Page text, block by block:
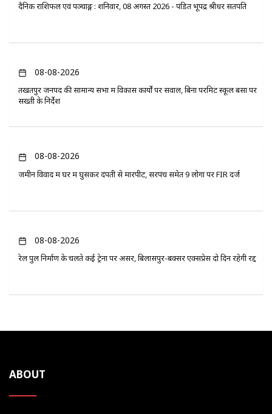
दैनिक राशिफल एवं पञ्चाङ्ग : शनिवार, 08 अगस्त 2026 - पंडित भूपेंद्र श्रीधर सतपति
08-08-2026
तखतपुर जनपद की सामान्य सभा में विकास कार्यों पर सवाल, बिना परमिट स्कूल बसों पर
सख्ती के निर्देश
08-08-2026
जमीन विवाद में घर में घुसकर दंपती से मारपीट, सरपंच समेत 9 लोगों पर FIR दर्ज
08-08-2026
रेल पुल निर्माण के चलते कई ट्रेनों पर असर, बिलासपुर-बक्सर एक्सप्रेस दो दिन रहेगी रद्द
ABOUT